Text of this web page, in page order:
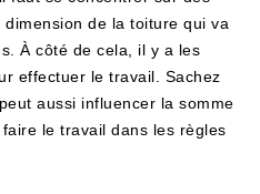
de la toiture qui va
À côté de cela, il y a les
effectuer le travail. Sachez
aussi influencer la somme
le travail dans les règles